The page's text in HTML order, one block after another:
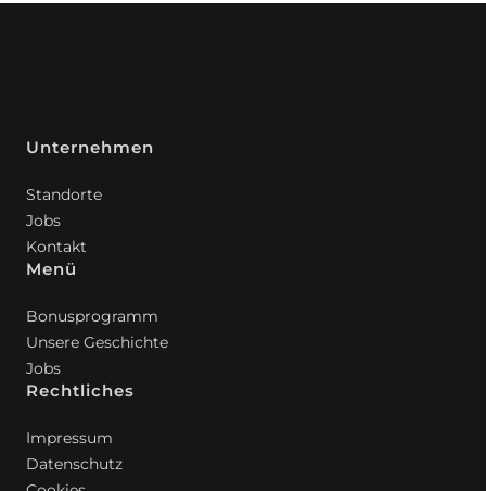
Unternehmen
Standorte
Jobs
Kontakt
Menü
Bonusprogramm
Unsere Geschichte
Jobs
Rechtliches
Impressum
Datenschutz